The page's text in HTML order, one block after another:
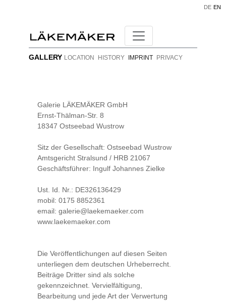
DE EN
GALLERY LOCATION HISTORY IMPRINT PRIVACY
Galerie LÄKEMÄKER GmbH
Ernst-Thälman-Str. 8
18347 Ostseebad Wustrow
Sitz der Gesellschaft: Ostseebad Wustrow
Amtsgericht Stralsund / HRB 21067
Geschäftsführer: Ingulf Johannes Zielke
Ust. Id. Nr.: DE326136429
mobil: 0175 8852361
email: galerie@laekemaeker.com
www.laekemaeker.com
Die Veröffentlichungen auf diesen Seiten
unterliegen dem deutschen Urheberrecht.
Beiträge Dritter sind als solche
gekennzeichnet. Vervielfältigung,
Bearbeitung und jede Art der Verwertung